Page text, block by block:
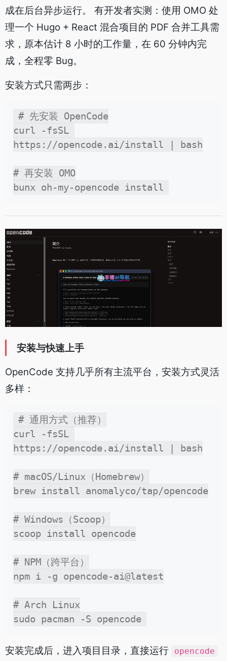
成在后台异步运行。 有开发者实测：使用 OMO 处
理一个 Hugo + React 混合项目的 PDF 合并工具需
求，原本估计 8 小时的工作量，在 60 分钟内完
成，全程零 Bug。
安装方式只需两步：
# 先安装 OpenCode
curl -fsSL
https://opencode.ai/install | bash
# 再安装 OMO
安装与快速上手
OpenCode 支持几乎所有主流平台，安装方式灵活
多样：
# 通用方式（推荐）
curl -fsSL
https://opencode.ai/install | bash
# macOS/Linux（Homebrew）
brew install anomalyco/tap/opencode
# Windows（Scoop）
scoop install opencode
# NPM（跨平台）
npm i -g opencode-ai@latest
# Arch Linux
安装完成后，进入项目目录，直接运行 opencode